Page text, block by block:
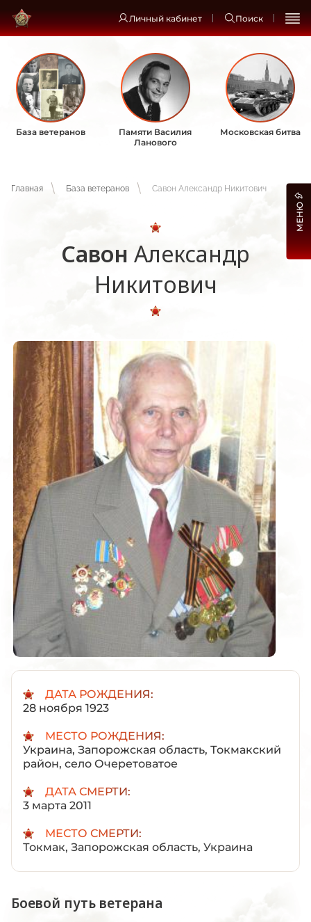
Личный кабинет Поиск
База ветеранов
Памяти Василия
Ланового
Московская битва
Главная База ветеранов Савон Александр Никитович
Савон Александр
Никитович
ДАТА РОЖДЕНИЯ:
28 ноября 1923
МЕСТО РОЖДЕНИЯ:
Украина, Запорожская область, Токмакский
район, село Очеретоватое
ДАТА СМЕРТИ:
3 марта 2011
МЕСТО СМЕРТИ:
Токмак, Запорожская область, Украина
Боевой путь ветерана
МЕНЮ